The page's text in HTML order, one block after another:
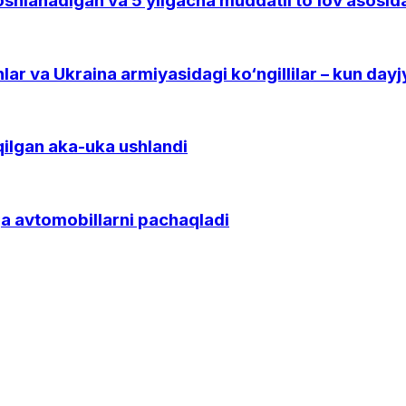
va Ukraina armiyasidagi ko‘ngillilar – kun
aka-uka ushlandi
avtomobillarni pachaqladi